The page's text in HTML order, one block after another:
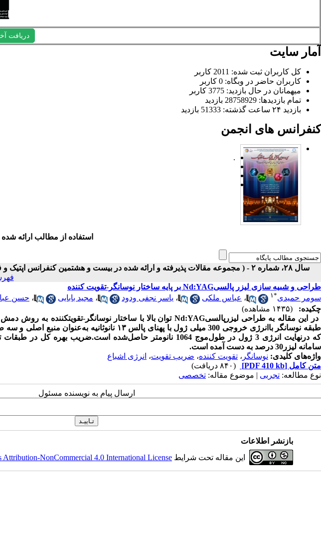
دریافت
آمار سایت
کل کاربران ثبت شده: 2011 کاربر
کاربران حاضر در وبگاه: 0 کاربر
میهمانان در حال بازدید: 3775 کاربر
تمام بازدید‌ها: 28758929 بازدید
بازدید ۲۴ ساعت گذشته: 51333 بازدید
کنفرانس های انجمن
.
استفاده از مطالب ارائه شده
سال ۲۸، شماره ۲ - ( مجموعه مقالات پذیرفته و ارائه شده در بیست و هشتمین کنفرانس اپتیک و فوتونیک ایران ۱۴۰۰ )
طراحی و شبیه سازی لیزر پالسیNd:YAG بر پایه ساختار نوسانگر-تقویت کننده
سومر حمیدی*۱ ، عباس ملکی ، یاسر نجفی ودود ، مجید بابایی ، حسن
چکیده:
(۱۴۳۵ مشاهده)
در این مقاله به طراحی لیزرپالسیNd:YAG توان بالا با ساختار نوسانگر-تقویت­کننده به روش
طبقه نوسانگر باانرژی خروجی 300 میلی ژول با پهنای پالس
سامانه لیزر30 درصد به دست آمده
است.
واژه‌های کلیدی: نوسانگر ، تقویت کننده، ضریب تقویت، انرژی اشباع
متن کامل [PDF 410 kb]
(۸۴۰ دریافت)
نوع مطالعه: تجربی | موضوع مقاله: تخصصی
ارسال پیام به نویسنده مسئول
بازنشر اطلاعات
این مقاله تحت شرایط Attribution-NonCommercial 4.0 International License